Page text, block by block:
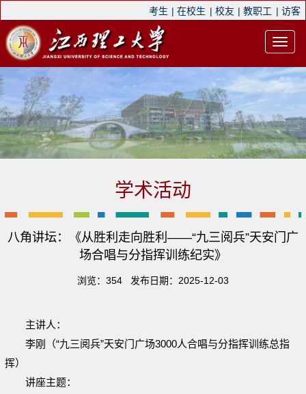
考生 | 在校生 | 校友 | 教职工 | 访客
学术活动
八角讲坛：《从胜利走向胜利——“九三阅兵”天安门广
场合唱与分指挥训练纪实》
浏览： 354 发布日期：2025-12-03
主讲人：
李刚（“九三阅兵”天安门广场3000人合唱与分指挥训练总指
挥）
讲座主题：